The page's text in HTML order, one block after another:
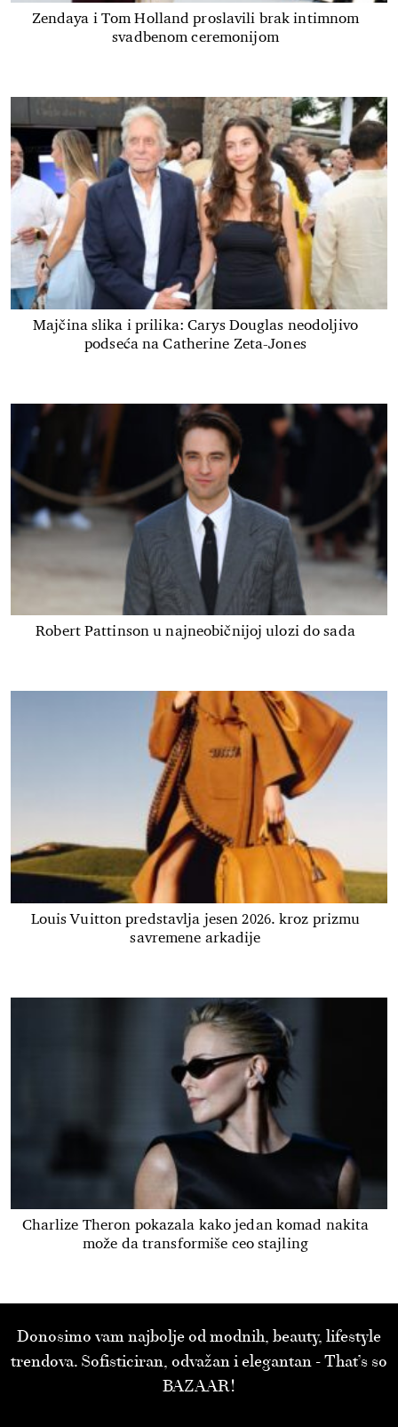
Zendaya i Tom Holland proslavili brak intimnom
svadbenom ceremonijom
Majčina slika i prilika: Carys Douglas neodoljivo
podseća na Catherine Zeta-Jones
Robert Pattinson u najneobičnijoj ulozi do sada
Louis Vuitton predstavlja jesen 2026. kroz prizmu
savremene arkadije
Charlize Theron pokazala kako jedan komad nakita
može da transformiše ceo stajling
Donosimo vam najbolje od modnih, beauty, lifestyle
trendova. Sofisticiran, odvažan i elegantan - That’s so
BAZAAR!